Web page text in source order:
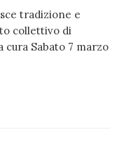
tradizione e
collettivo di
Sabato 7 marzo